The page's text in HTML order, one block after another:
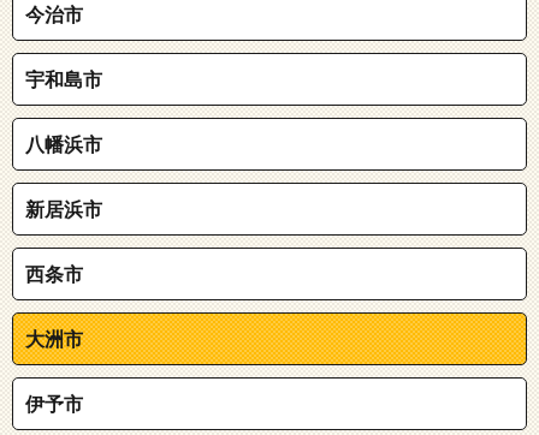
今治市
宇和島市
八幡浜市
新居浜市
西条市
大洲市
伊予市